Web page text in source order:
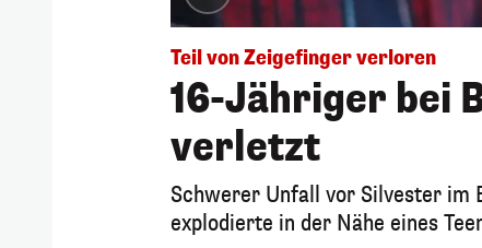
Teil von Zeigefinger verloren
16-Jähriger bei
verletzt
Schwerer Unfall vor Silvester im
explodierte in der Nähe eines